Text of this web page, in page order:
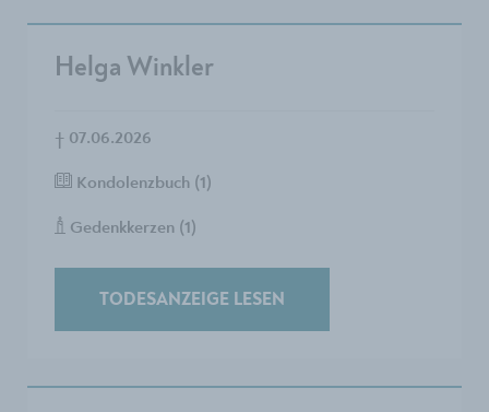
Helga Winkler
† 07.06.2026
Kondolenzbuch (1)
Gedenkkerzen (1)
TODESANZEIGE LESEN